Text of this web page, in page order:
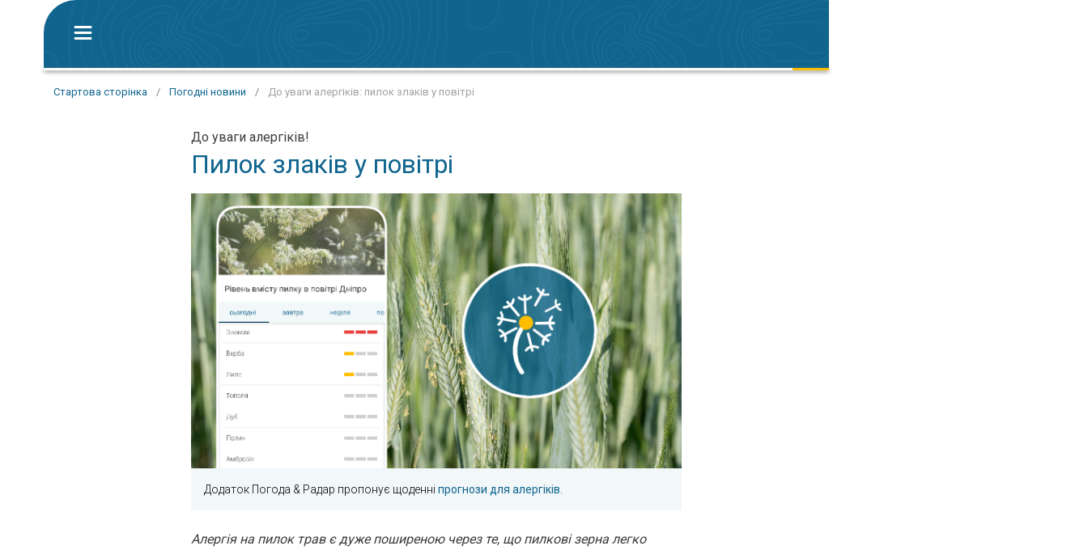
Стартова сторінка / Погодні новини / До уваги алергіків: пилок злаків у повітрі
До уваги алергіків!
Пилок злаків у повітрі
Додаток Погода & Радар пропонує щоденні прогнози для алергіків.
Алергія на пилок трав є дуже поширеною через те, що пилкові зерна легко